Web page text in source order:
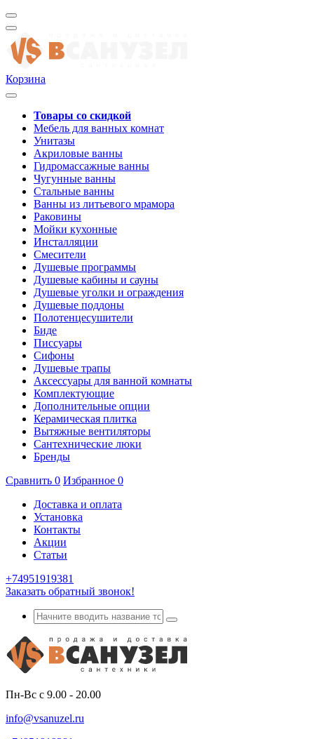
Корзина
Товары со скидкой
Мебель для ванных комнат
Унитазы
Акриловые ванны
Гидромассажные ванны
Чугунные ванны
Стальные ванны
Ванны из литьевого мрамора
Раковины
Мойки кухонные
Инсталляции
Смесители
Душевые программы
Душевые кабины и сауны
Душевые уголки и ограждения
Душевые поддоны
Полотенцесушители
Биде
Писсуары
Сифоны
Душевые трапы
Аксессуары для ванной комнаты
Комплектующие
Дополнительные опции
Керамическая плитка
Вытяжные вентиляторы
Сантехнические люки
Бренды
Сравнить 0 Избранное 0
Доставка и оплата
Установка
Контакты
Акции
Статьи
+74951919381
Заказать обратный звонок!
Пн-Вс с 9.00 - 20.00
info@vsanuzel.ru